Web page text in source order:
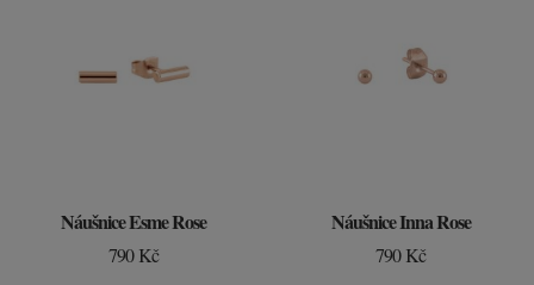
Náušnice Esme Rose
790 Kč
Náušnice Inna Rose
790 Kč